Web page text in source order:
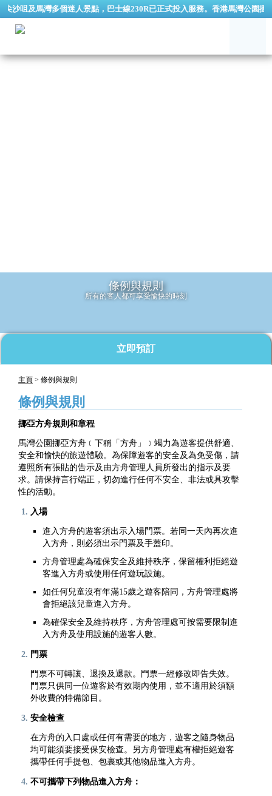
及馬灣多個迷人景點，巴士線230R已正式投入服務。香港馬灣公園挪亞
條例與規則
所有的客人都可享受愉快的時刻
立即預訂
主頁 > 條例與規則
條例與規則
挪亞方舟規則和章程
馬灣公園挪亞方舟﹝下稱「方舟」﹞竭力為遊客提供舒適、
安全和愉快的旅遊體驗。為保障遊客的安全及為免受傷，請
遵照所有張貼的告示及由方舟管理人員所發出的指示及要
求。請保持言行端正，切勿進行任何不安全、非法或具攻擊
性的活動。
入場
進入方舟的遊客須出示入場門票。若同一天內再次進
入方舟，則必須出示門票及手蓋印。
方舟管理處為確保安全及維持秩序，保留權利拒絕遊
客進入方舟或使用任何遊玩設施。
如任何兒童沒有年滿15歲之遊客陪同，方舟管理處將
會拒絕該兒童進入方舟。
為確保安全及維持秩序，方舟管理處可按需要限制進
入方舟及使用設施的遊客人數。
門票
門票不可轉讓、退換及退款。門票一經修改即告失效。
門票只供同一位遊客於有效期內使用，並不適用於須額
外收費的特備節目。
安全檢查
在方舟的入口處或任何有需要的地方，遊客之隨身物品
均可能須要接受保安檢查。另方舟管理處有權拒絕遊客
攜帶任何手提包、包裹或其他物品進入方舟。
不可攜帶下列物品進入方舟：